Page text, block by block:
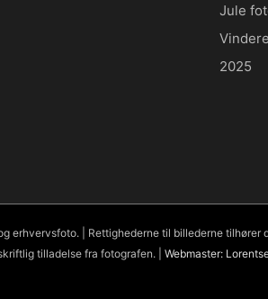
Jule
2025
| Rettighederne til billederne tilhører
tilladelse fra fotografen. | Webmaster: